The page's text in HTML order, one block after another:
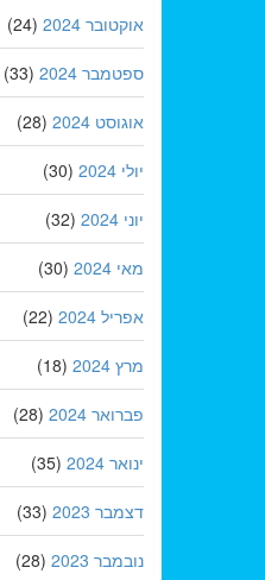
אוקטובר 2024 (24)
ספטמבר 2024 (33)
אוגוסט 2024 (28)
יולי 2024 (30)
יוני 2024 (32)
מאי 2024 (30)
אפריל 2024 (22)
מרץ 2024 (18)
פברואר 2024 (28)
ינואר 2024 (35)
דצמבר 2023 (33)
נובמבר 2023 (28)